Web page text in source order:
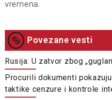
vremena.
Povezane vesti
Rusija: U zatvor zbog
Procurili dokumenti
taktike cenzure i kontrole